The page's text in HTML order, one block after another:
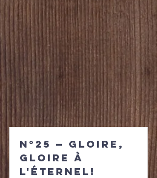
N°25 — Gloire,
gloire à
l'Éternel!